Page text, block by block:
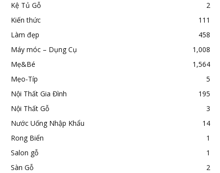
Kệ Tủ Gỗ
2
Kiến thức
111
Làm đẹp
458
Máy móc – Dụng Cụ
1,008
Mẹ&Bé
1,564
Mẹo-Típ
5
Nội Thất Gia Đình
195
Nội Thất Gỗ
3
Nước Uống Nhập Khẩu
14
Rong Biển
1
Salon gỗ
1
Sàn Gỗ
2